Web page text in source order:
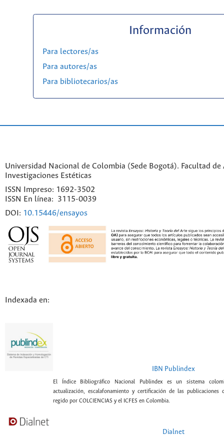
Información
Para lectores/as
Para autores/as
Para bibliotecarios/as
Universidad Nacional de Colombia (Sede Bogotá). Facultad
Investigaciones Estéticas
ISSN Impreso: 1692-3502
ISSN En línea: 3115-0039
DOI: 10.15446/ensayos
Indexada en:
IBN Publindex
El Índice Bibliográfico Nacional Publindex es un sistema
actualización, escalafonamiento y certificación de las publicaciones
regido por COLCIENCIAS y el ICFES en Colombia.
Dialnet